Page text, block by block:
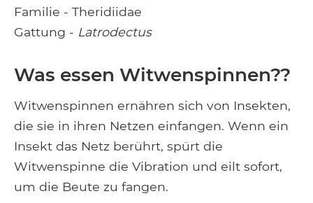
Familie - Theridiidae
Gattung - Latrodectus
Was essen Witwenspinnen??
Witwenspinnen ernähren sich von Insekten,
die sie in ihren Netzen einfangen. Wenn ein
Insekt das Netz berührt, spürt die
Witwenspinne die Vibration und eilt sofort,
um die Beute zu fangen.